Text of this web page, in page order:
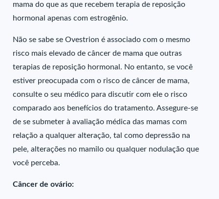
mama do que as que recebem terapia de reposição
hormonal apenas com estrogênio.
Não se sabe se Ovestrion é associado com o mesmo
risco mais elevado de câncer de mama que outras
terapias de reposição hormonal. No entanto, se você
estiver preocupada com o risco de câncer de mama,
consulte o seu médico para discutir com ele o risco
comparado aos benefícios do tratamento. Assegure-se
de se submeter à avaliação médica das mamas com
relação a qualquer alteração, tal como depressão na
pele, alterações no mamilo ou qualquer nodulação que
você perceba.
Câncer de ovário: